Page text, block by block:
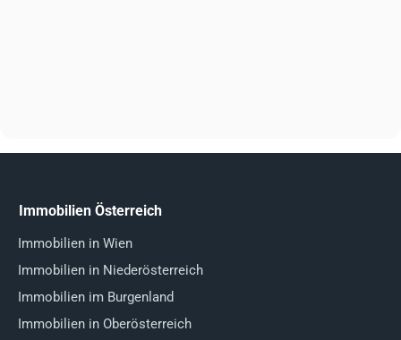
Immobilien Österreich
Immobilien in Wien
Immobilien in Niederösterreich
Immobilien im Burgenland
Immobilien in Oberösterreich